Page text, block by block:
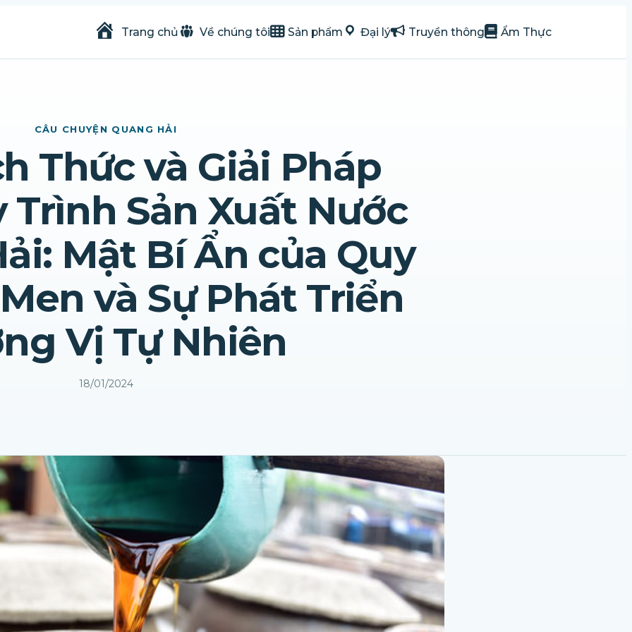
Trang chủ Về chúng tôi Sản phẩm Đại lý Truyền thông Ẩm Thực
CÂU CHUYỆN QUANG HẢI
Thức và Giải Pháp
Trình Sản Xuất Nước
Mật Bí Ẩn của Quy
và Sự Phát Triển
Vị Tự Nhiên
18/01/2024